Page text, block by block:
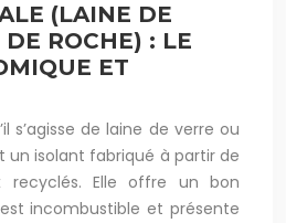
(LAINE DE
ROCHE) : LE
ET
s’agisse de laine de verre ou
un isolant fabriqué à partir de
recyclés. Elle offre un bon
incombustible et présente